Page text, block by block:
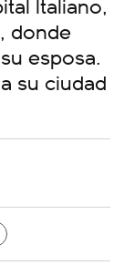
donde
esposa.
su ciudad